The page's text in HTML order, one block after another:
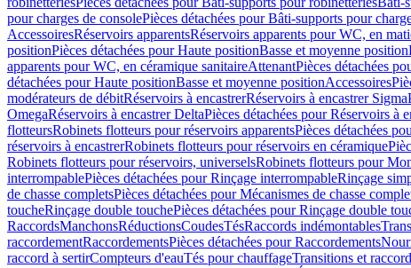
pour charges de consolePièces détachées pour Bâti-supports pour
AccessoiresRéservoirs apparentsRéservoirs apparents pour WC, en
positionPièces détachées pour Haute positionBasse et moyenne position
apparents pour WC, en céramique sanitaireAttenantPièces détachées
détachées pour Haute positionBasse et moyenne positionAccessoires
modérateurs de débitRéservoirs à encastrerRéservoirs à encastrer Sigma
OmegaRéservoirs à encastrer DeltaPièces détachées pour Réservoirs à
flotteursRobinets flotteurs pour réservoirs apparentsPièces détachées
réservoirs à encastrerRobinets flotteurs pour réservoirs en céramique
Robinets flotteurs pour réservoirs, universelsRobinets flotteurs pour
interrompablePièces détachées pour Rinçage interrompableRinçage
de chasse completsPièces détachées pour Mécanismes de chasse
toucheRinçage double touchePièces détachées pour Rinçage double
RaccordsManchonsRéductionsCoudesTésRaccords indémontables
raccordementRaccordementsPièces détachées pour Raccordements
raccord à sertirCompteurs d'eauTés pour chauffageTransitions et